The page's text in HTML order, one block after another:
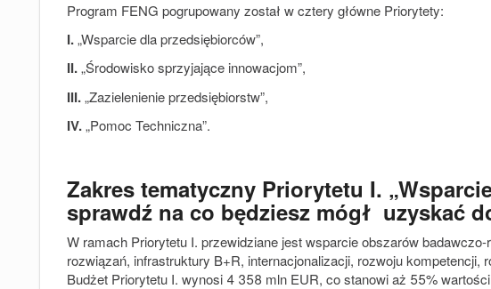
Program FENG pogrupowany został w cztery główne Priorytety:
I.„Wsparcie dla przedsiębiorców”,
II.„Środowisko sprzyjające innowacjom”,
III.„Zazielenienie przedsiębiorstw”,
IV.„Pomoc Techniczna”.
Zakres tematyczny Priorytetu I.
sprawdź na co będziesz mógł uzyskać
W ramach Priorytetu I. przewidziane jest wsparcie obszarów
rozwiązań, infrastruktury B+R, internacjonalizacji, rozwoju kompetencji,
Budżet Priorytetu I. wynosi 4 358 mln EUR, co stanowi aż 55%